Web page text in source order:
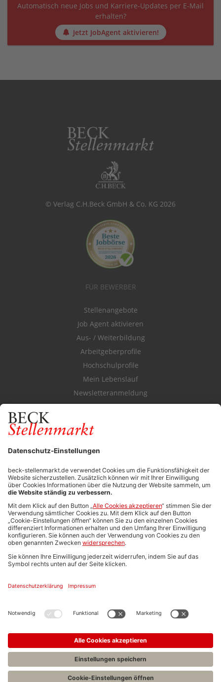
Automatisch neue Jobs und Karriere-Updates per E-Mail
erhalten?
Jetzt JobAgent aktivieren!
© Verlag C.H.Beck GmbH & Co. KG 2026
FÜR BEWERBER
Stellenangebote
Job Agent aktivieren
Aus- / Weiterbildung
Arbeitgeberprofile
Hochschulprofile
Mein Lebenslauf
Newsletteranmeldung
Durchsuchen Sie den Stellenkatalog
FÜR ARBEITGEBER
Stellenmarktpreise
Anzeigen-AGB
Media-Daten
Newsletteranmeldung
Produktübersicht
ALLGEMEIN
FAQs
Impressum
Stellenangebote C.H.BECK